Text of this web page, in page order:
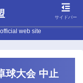
web site
球大会 中止
サイドバー